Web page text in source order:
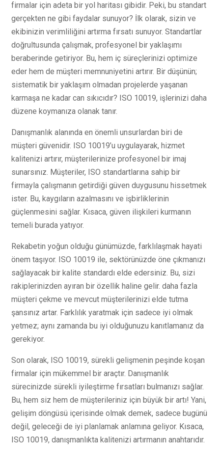
firmalar için adeta bir yol haritası gibidir. Peki, bu standart
gerçekten ne gibi faydalar sunuyor? İlk olarak, sizin ve
ekibinizin verimliliğini artırma fırsatı sunuyor. Standartlar
doğrultusunda çalışmak, profesyonel bir yaklaşımı
beraberinde getiriyor. Bu, hem iç süreçlerinizi optimize
eder hem de müşteri memnuniyetini artırır. Bir düşünün;
sistematik bir yaklaşım olmadan projelerde yaşanan
karmaşa ne kadar can sıkıcıdır? ISO 10019, işlerinizi daha
düzene koymanıza olanak tanır.
Danışmanlık alanında en önemli unsurlardan biri de
müşteri güvenidir. ISO 10019’u uygulayarak, hizmet
kalitenizi artırır, müşterilerinize profesyonel bir imaj
sunarsınız. Müşteriler, ISO standartlarına sahip bir
firmayla çalışmanın getirdiği güven duygusunu hissetmek
ister. Bu, kaygıların azalmasını ve işbirliklerinin
güçlenmesini sağlar. Kısaca, güven ilişkileri kurmanın
temeli burada yatıyor.
Rekabetin yoğun olduğu günümüzde, farklılaşmak hayati
önem taşıyor. ISO 10019 ile, sektörünüzde öne çıkmanızı
sağlayacak bir kalite standardı elde edersiniz. Bu, sizi
rakiplerinizden ayıran bir özellik haline gelir. daha fazla
müşteri çekme ve mevcut müşterilerinizi elde tutma
şansınız artar. Farklılık yaratmak için sadece iyi olmak
yetmez; aynı zamanda bu iyi olduğunuzu kanıtlamanız da
gerekiyor.
Son olarak, ISO 10019, sürekli gelişmenin peşinde koşan
firmalar için mükemmel bir araçtır. Danışmanlık
sürecinizde sürekli iyileştirme fırsatları bulmanızı sağlar.
Bu, hem siz hem de müşterileriniz için büyük bir artı! Yani,
gelişim döngüsü içerisinde olmak demek, sadece bugünü
değil, geleceği de iyi planlamak anlamına geliyor. Kısaca,
ISO 10019, danışmanlıkta kalitenizi artırmanın anahtarıdır.